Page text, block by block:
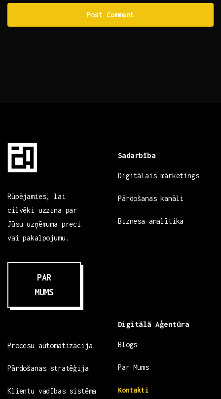
Rūpējamies, lai
cilvēki uzzina par
Jūsu uzņēmuma preci
vai pakalpojumu.
PAR
MUMS
Sadarbība
Digitālais mārketings
Pārdošanas kanāli
Biznesa analītika
Procesu automatizācija
Pārdošanas stratēģija
Klientu vadības sistēma
Digitālā Aģentūra
Blogs
Par Mums
Kontakti